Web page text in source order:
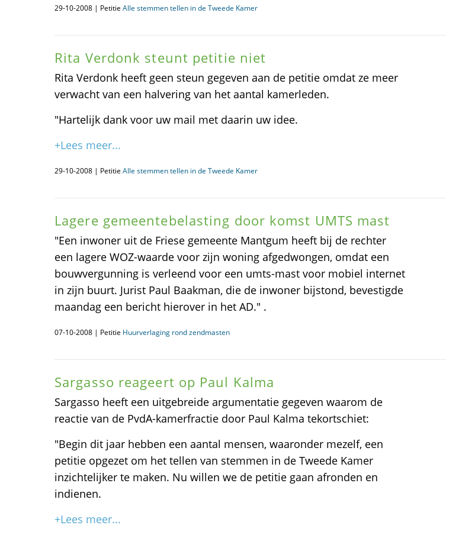
29-10-2008 | Petitie Alle stemmen tellen in de Tweede Kamer
Rita Verdonk steunt petitie niet
Rita Verdonk heeft geen steun gegeven aan de petitie omdat ze meer
verwacht van een halvering van het aantal kamerleden.
"Hartelijk dank voor uw mail met daarin uw idee.
+Lees meer...
29-10-2008 | Petitie Alle stemmen tellen in de Tweede Kamer
Lagere gemeentebelasting door komst UMTS mast
"Een inwoner uit de Friese gemeente Mantgum heeft bij de rechter
een lagere WOZ-waarde voor zijn woning afgedwongen, omdat een
bouwvergunning is verleend voor een umts-mast voor mobiel internet
in zijn buurt. Jurist Paul Baakman, die de inwoner bijstond, bevestigde
maandag een bericht hierover in het AD." .
07-10-2008 | Petitie Huurverlaging rond zendmasten
Sargasso reageert op Paul Kalma
Sargasso heeft een uitgebreide argumentatie gegeven waarom de
reactie van de PvdA-kamerfractie door Paul Kalma tekortschiet:
"Begin dit jaar hebben een aantal mensen, waaronder mezelf, een
petitie opgezet om het tellen van stemmen in de Tweede Kamer
inzichtelijker te maken. Nu willen we de petitie gaan afronden en
indienen.
+Lees meer...